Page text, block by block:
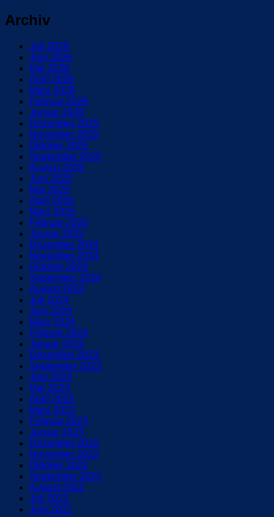
Archiv
Juli 2026
Juni 2026
Mai 2026
April 2026
März 2026
Februar 2026
Januar 2026
Dezember 2025
November 2025
Oktober 2025
September 2025
August 2025
Juni 2025
Mai 2025
April 2025
März 2025
Februar 2025
Januar 2025
Dezember 2024
November 2024
Oktober 2024
September 2024
August 2024
Juli 2024
Juni 2024
März 2024
Februar 2024
Januar 2024
Dezember 2023
September 2023
Juni 2023
Mai 2023
April 2023
März 2023
Februar 2023
Januar 2023
Dezember 2022
November 2022
Oktober 2022
September 2022
August 2022
Juli 2022
Juni 2022